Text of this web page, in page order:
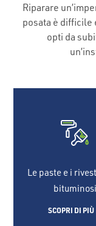
Riparare
posata è difficile
opti da
Le paste e i
bituminosi
SCOPRI DI PIÙ